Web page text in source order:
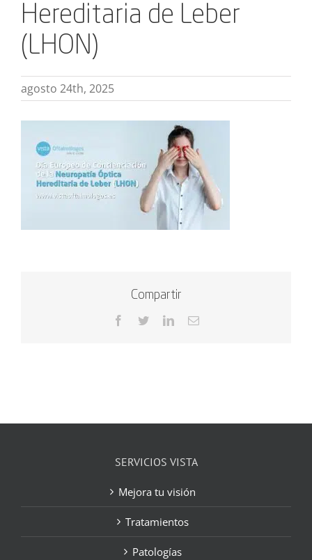
Hereditaria de Leber
(LHON)
agosto 24th, 2025
Compartir
Facebook
TwitterLinkedInCorreo
SERVICIOS VISTA
Mejora tu visión
Tratamientos
Patologías